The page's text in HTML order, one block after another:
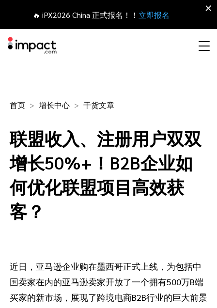
追踪 参与
优化
网红营销管理平台
推荐营销
移动端合作伙伴
服务
网红合作伙伴
移动应用合作伙伴
Technology partners
Technology partners directory
出海生态观察
成功案例
PXA线上学院
新闻中心
可持续发展
Italiano
Français
🔥 iPX2026 China 正式报名！！ 立即报名
×
首页 增长中心 干货文章
联盟收入、注册用户双双
增长50%+！B2B企业如
何优化联盟项目高效获
客？
近日，亚马逊企业购在墨西哥正式上线，为包括中
国卖家在内的亚马逊卖家开放了一个拥有500万B端
买家的新市场，展现了跨境电商B2B行业的巨大前景